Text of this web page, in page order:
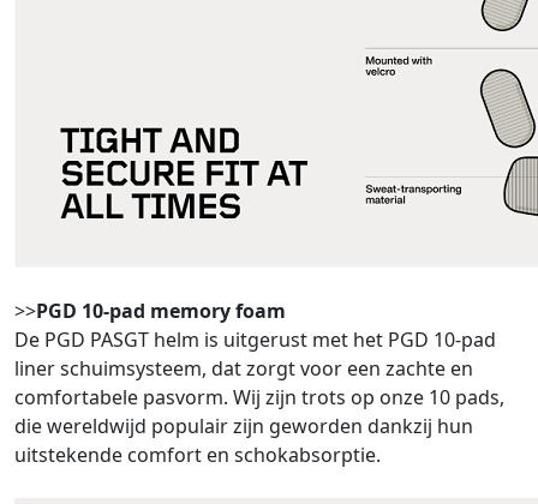
>>PGD 10-pad memory foam
De PGD PASGT helm is uitgerust met het PGD 10-pad
liner schuimsysteem, dat zorgt voor een zachte en
comfortabele pasvorm. Wij zijn trots op onze 10 pads,
die wereldwijd populair zijn geworden dankzij hun
uitstekende comfort en schokabsorptie.